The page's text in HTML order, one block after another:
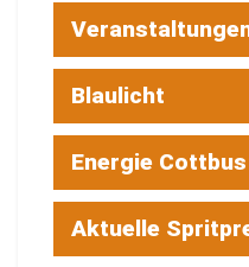
Blaulicht
Energie Cottbus
Aktuelle